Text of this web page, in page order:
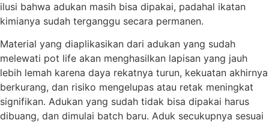
ilusi bahwa adukan masih bisa dipakai, padahal ikatan
kimianya sudah terganggu secara permanen.
Material yang diaplikasikan dari adukan yang sudah
melewati pot life akan menghasilkan lapisan yang jauh
lebih lemah karena daya rekatnya turun, kekuatan akhirnya
berkurang, dan risiko mengelupas atau retak meningkat
signifikan. Adukan yang sudah tidak bisa dipakai harus
dibuang, dan dimulai batch baru. Aduk secukupnya sesuai